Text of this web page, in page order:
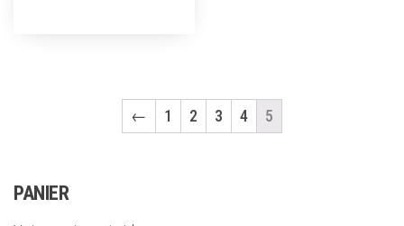
← 1 2 3 4 5
PANIER